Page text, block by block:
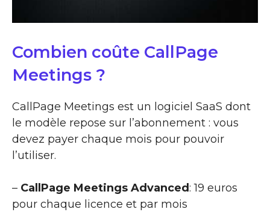
Combien coûte CallPage
Meetings ?
CallPage Meetings est un logiciel SaaS dont
le modèle repose sur l’abonnement : vous
devez payer chaque mois pour pouvoir
l’utiliser.
– CallPage Meetings Advanced: 19 euros
pour chaque licence et par mois